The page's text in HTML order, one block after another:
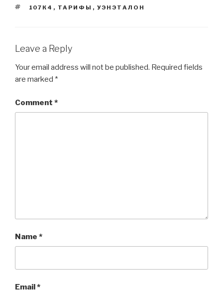
TAGS
107К4 , ТАРИФЫ , УЭНЭТАЛОН
Leave a Reply
Your email address will not be published. Required fields
are marked *
Comment *
Name *
Email*